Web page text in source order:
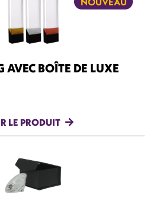
AVEC BOÎTE DE LUXE
LE PRODUIT